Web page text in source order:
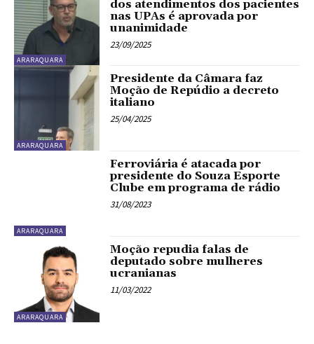
ARARAQUARA
dos atendimentos dos pacientes
nas UPAs é aprovada por
unanimidade
23/09/2025
ARARAQUARA
Presidente da Câmara faz
Moção de Repúdio a decreto
italiano
25/04/2025
ARARAQUARA
Ferroviária é atacada por
presidente do Souza Esporte
Clube em programa de rádio
31/08/2023
ARARAQUARA
Moção repudia falas de
deputado sobre mulheres
ucranianas
11/03/2022